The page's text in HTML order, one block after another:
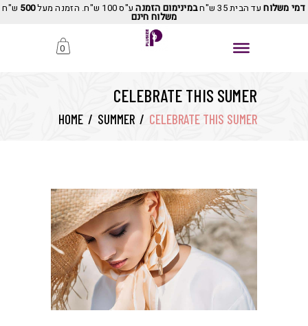
דמי משלוחעד הבית 35 ש"ח במינימום הזמנהע"ס 100 ש"ח. הזמנה מעל 500 ש"ח
משלוח חינם
0
CELEBRATE THIS SUMER
HOME / SUMMER / CELEBRATE THIS SUMER